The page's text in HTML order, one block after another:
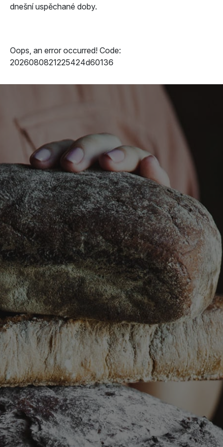
dnešní uspěchané doby.
Oops, an error occurred! Code:
2026080821225424d60136